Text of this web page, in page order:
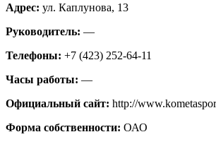
Адрес: ул. Каплунова, 13
Руководитель: —
Телефоны: +7 (423) 252-64-11
Часы работы: —
Официальный сайт: http://
Форма собственности: ОАО